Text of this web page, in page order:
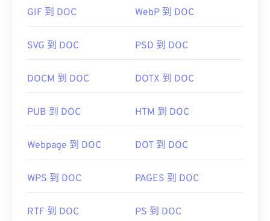
GIF 到 DOC WebP 到 DOC
SVG 到 DOC PSD 到 DOC
DOCM 到 DOC DOTX 到 DOC
PUB 到 DOC HTM 到 DOC
Webpage 到 DOC DOT 到 DOC
WPS 到 DOC PAGES 到 DOC
RTF 到 DOC PS 到 DOC